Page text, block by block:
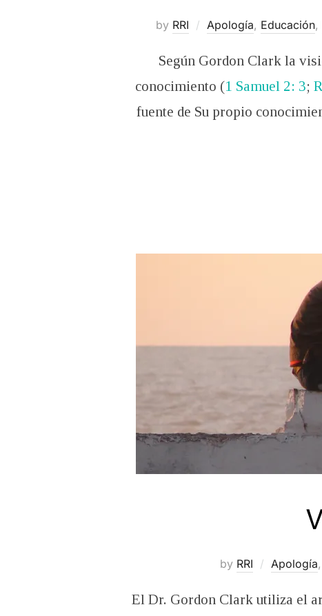
by RRI Apología, Educación,
Según Gordon Clark la
conocimiento (1 Samuel 2: 3;
fuente de Su propio
by RRI Apología,
El Dr. Gordon Clark utiliza el